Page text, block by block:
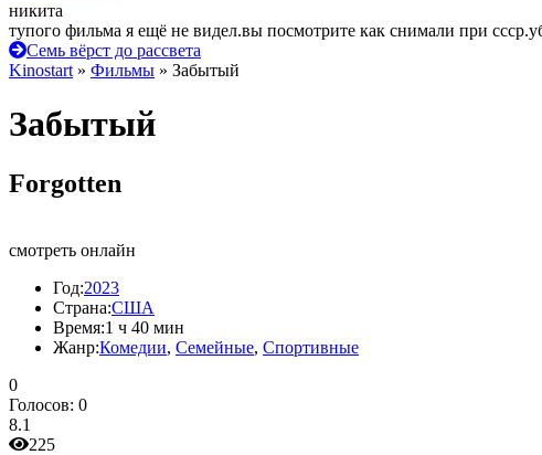
никита
тупого фильма я ещё не видел.вы посмотрите как снимали при
Семь вёрст до рассвета
Kinostart » Фильмы » Забытый
Забытый
Forgotten
смотреть онлайн
Год:2023
Страна:США
Время:1 ч 40 мин
Жанр:Комедии, Семейные, Спортивные
0
Голосов: 0
8.1
225